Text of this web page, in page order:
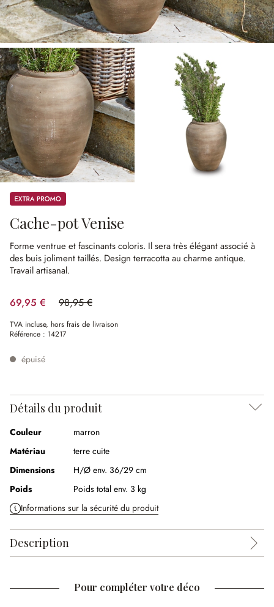
Promos
Cache-pot Venise
Forme ventrue et fascinants coloris. Il sera très élégant associé à
des buis joliment taillés. Design terracotta au charme antique.
Travail artisanal.
69,95 € 98,95 €
(29.31%spared)
TVA incluse, hors frais de livraison
Référence : 14217
épuisé
Détails du produit
Couleur
marron
Matériau
terre cuite
Dimensions
H/Ø env. 36/29 cm
Poids
Poids total env. 3 kg
Informations sur la sécurité du produit
Description
Pour compléter votre déco